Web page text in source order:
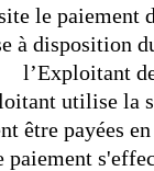
le paiement
à disposition
l’Exploitant
utilise la
être payées